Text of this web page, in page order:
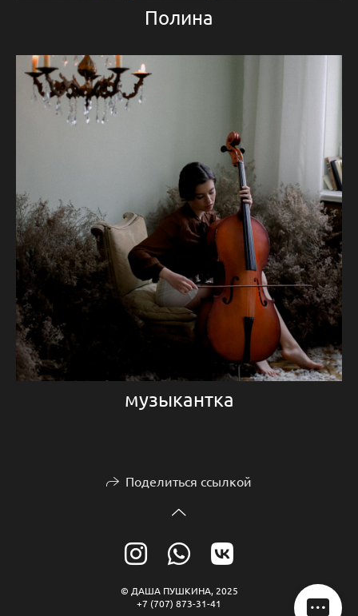
Полина
музыкантка
Поделиться ссылкой
© ДАША ПУШКИНА, 2025
+7 (707) 873-31-41